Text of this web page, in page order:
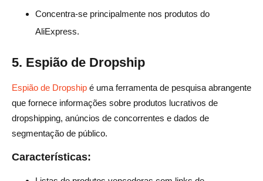
Concentra-se principalmente nos produtos do
AliExpress.
5. Espião de Dropship
Espião de Dropship é uma ferramenta de pesquisa abrangente
que fornece informações sobre produtos lucrativos de
dropshipping, anúncios de concorrentes e dados de
segmentação de público.
Características: